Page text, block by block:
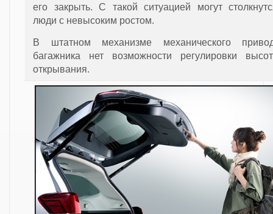
его закрыть. С такой ситуацией могут
люди с невысоким ростом.
В штатном механизме механического
багажника нет возможности регулировки
открывания.